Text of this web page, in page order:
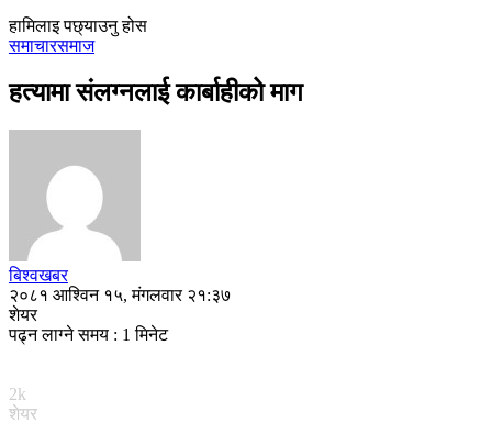
हामिलाइ पछ्याउनु होस
समाचारसमाज
हत्यामा संलग्नलाई कार्बाहीको माग
बिश्वखबर
२०८१ आश्विन १५, मंगलवार २१:३७
शेयर
पढ्न लाग्ने समय : 1 मिनेट
2k
शेयर